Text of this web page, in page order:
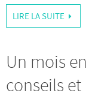
LIRE LA SUITE
Un mois
conseils